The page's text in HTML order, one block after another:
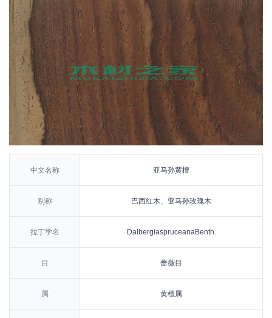
中文名称 亚马孙黄檀
别称 巴西红木、亚马孙玫瑰木
拉丁学名 DalbergiaspruceanaBenth.
目 蔷薇目
属 黄檀属